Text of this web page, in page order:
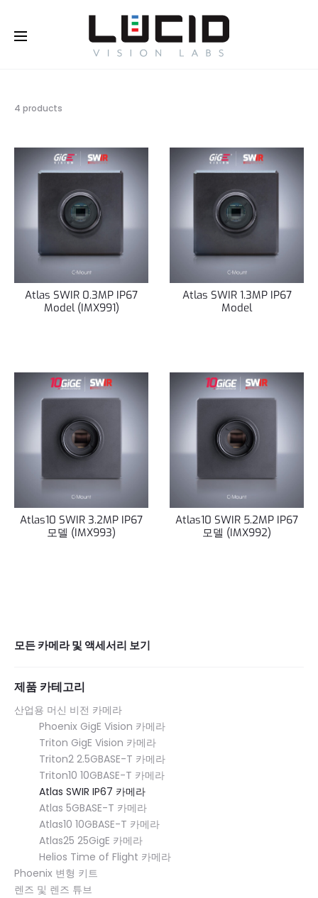
4 products
과
모
표
시
Atlas SWIR 0.3MP IP67
Model (IMX991)
Atlas SWIR 1.3MP IP67
Model
Atlas10 SWIR 3.2MP IP67
모델 (IMX993)
Atlas10 SWIR 5.2MP IP67
모델 (IMX992)
모든 카메라 및 액세서리 보기
제품 카테고리
산업용 머신 비전 카메라
Phoenix GigE Vision 카메라
Triton GigE Vision 카메라
Triton2 2.5GBASE-T 카메라
Triton10 10GBASE-T 카메라
Atlas SWIR IP67 카메라
Atlas 5GBASE-T 카메라
Atlas10 10GBASE-T 카메라
Atlas25 25GigE 카메라
Helios Time of Flight 카메라
Phoenix 변형 키트
렌즈 및 렌즈 튜브